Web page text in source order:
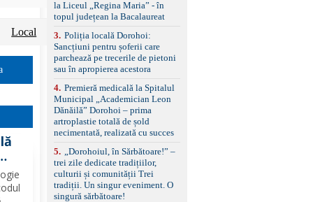
Local
panoramică, geamuri
spate fumurii Carlig de
remorcare Bonus: -
Covorașe textile montate
pe mașină. -Ofer și un
set de covorașe din
împreună cu un set de
anvelope de iarnă.
la Liceul „Regina Maria” - în
topul județean la Bacalaureat
3. Poliția locală Dorohoi:
Sancțiuni pentru șoferii care
parchează pe trecerile de pietoni
sau în apropierea acestora
4. Premieră medicală la Spitalul
Municipal „Academician Leon
Dănăilă” Dorohoi – prima
artroplastie totală de șold
necimentată, realizată cu succes
5.
„Dorohoiul, în Sărbătoare!” –
trei zile dedicate tradițiilor,
culturii și comunității Trei
tradiții. Un singur eveniment. O
singură sărbătoare!